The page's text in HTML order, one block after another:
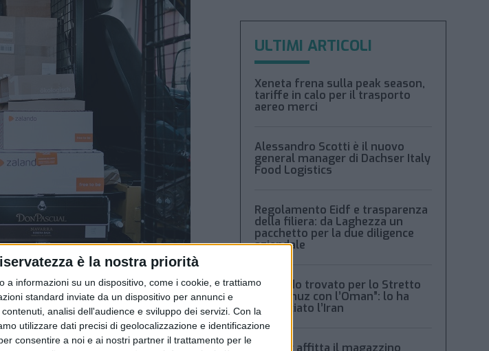
è la nostra priorità
a informazioni su un dispositivo, come i cookie, e trattiamo
standard inviate da un dispositivo per annunci e
analisi dell'audience e sviluppo dei servizi. Con la
utilizzare dati precisi di geolocalizzazione e identificazione
consentire a noi e ai nostri partner il trattamento per le
Ue sui ‘piccoli pacchi’,
ULTIMI ARTICOLI
Xeneta frena sulla peak season,
tariffe in calo per il trasporto
aereo merci
Alessandro Scotti è il nuovo
general manager di Dachser Italy
Food Logistics
Regolamento Eidf e trasparenza
della filiera: da Laghezza un
pacchetto per la due diligence
aziendale
“Accordo trovato per lo Stretto
di Hormuz con l’Oman”: lo ha
annunciato l’Iran
Condor affitta il magazzino